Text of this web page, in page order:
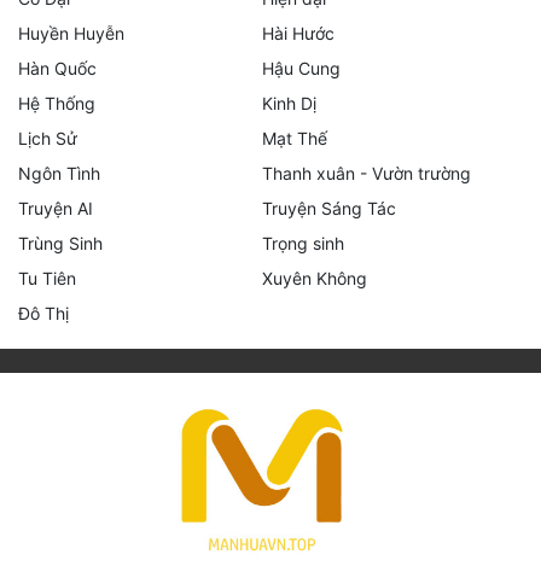
Huyền Huyễn
Hài Hước
Hàn Quốc
Hậu Cung
Hệ Thống
Kinh Dị
Lịch Sử
Mạt Thế
Ngôn Tình
Thanh xuân - Vườn trường
Truyện AI
Truyện Sáng Tác
Trùng Sinh
Trọng sinh
Tu Tiên
Xuyên Không
Đô Thị